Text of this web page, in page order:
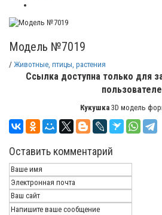
Модель №7019
/ Животные, птицы, растения
Ссылка доступна только для
Кукушка 3D модель
Оставить комментарий